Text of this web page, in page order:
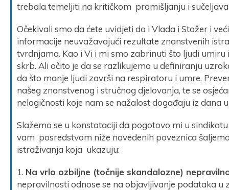
trebala temeljiti na kritičkom promišljanju i
Očekivali smo da ćete uvidjeti da i Vlada i Stožer i
informacije neuvažavajući rezultate znanstvenih
tvrdnjama. Kao i Vi i mi smo zabrinuti što ljudi
skrb. Ali očito je da se razlikujemo u definiranju
da što manje ljudi završi na respiratoru i umre.
našeg znanstvenog i stručnog djelovanja, te se
nelogičnosti koje nam se nažalost događaju iz dana
Slažemo se u konstataciji da pogotovo mi u
vam posredstvom niže navedenih poveznica
istraživanja koja ukazuju:
1. Na vrlo ozbiljne (točnije skandalozne)
nepravilnosti odnose se na objavljivanje podataka u